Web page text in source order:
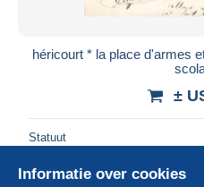
héricourt * la place d'armes
±
Statuut
Informatie over cookies